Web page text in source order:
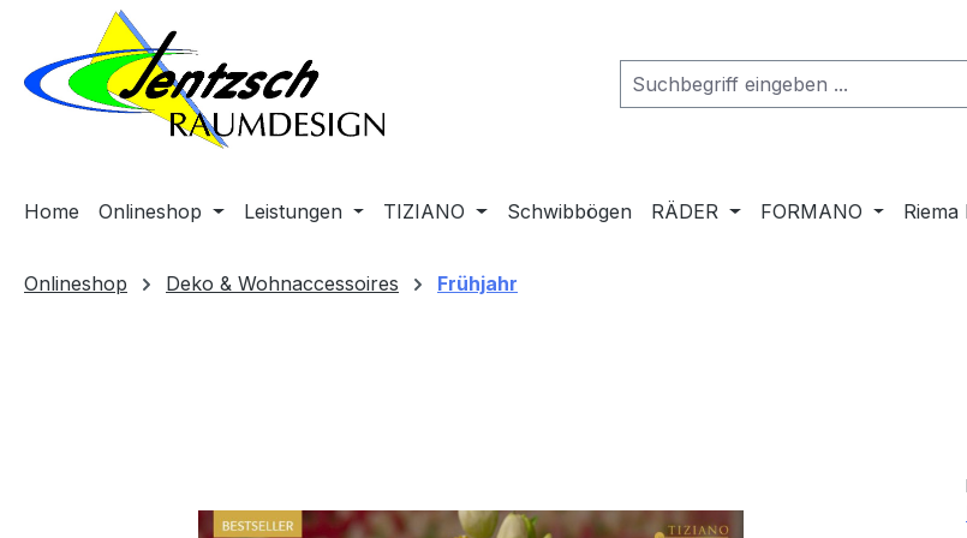
Hauptinhalt springen
Zur Suche springen
Zur Hauptnavigation springen
Home Onlineshop Leistungen TIZIANO Schwibbögen RÄDER FORMANO
Onlineshop Deko & Wohnaccessoires Frühjahr